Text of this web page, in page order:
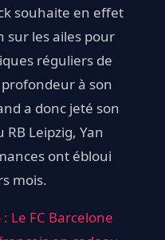
souhaite en effet
sur les ailes pour
réguliers de
à son
a donc jeté son
Leipzig, Yan
ont ébloui
mois.
Le FC Barcelone